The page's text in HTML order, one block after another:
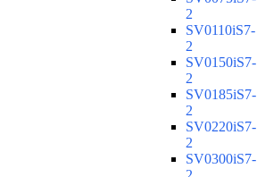
2
SV0110iS7-
2
SV0150iS7-
2
SV0185iS7-
2
SV0220iS7-
2
SV0300iS7-